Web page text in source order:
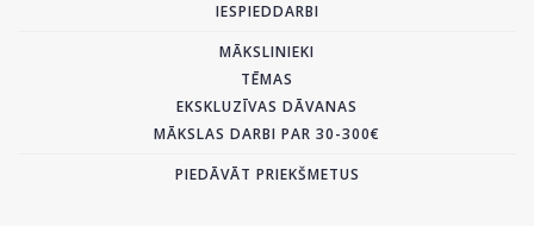
IESPIEDDARBI
MĀKSLINIEKI
TĒMAS
EKSKLUZĪVAS DĀVANAS
MĀKSLAS DARBI PAR 30-300€
PIEDĀVĀT PRIEKŠMETUS